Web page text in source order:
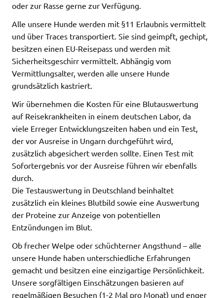
oder zur Rasse gerne zur Verfügung.
Alle unsere Hunde werden mit §11 Erlaubnis vermittelt
und über Traces transportiert. Sie sind geimpft, gechipt,
besitzen einen EU-Reisepass und werden mit
Sicherheitsgeschirr vermittelt. Abhängig vom
Vermittlungsalter, werden alle unsere Hunde
grundsätzlich kastriert.
Wir übernehmen die Kosten für eine Blutauswertung
auf Reisekrankheiten in einem deutschen Labor, da
viele Erreger Entwicklungszeiten haben und ein Test,
der vor Ausreise in Ungarn durchgeführt wird,
zusätzlich abgesichert werden sollte. Einen Test mit
Sofortergebnis vor der Ausreise führen wir ebenfalls
durch.
Die Testauswertung in Deutschland beinhaltet
zusätzlich ein kleines Blutbild sowie eine Auswertung
der Proteine zur Anzeige von potentiellen
Entzündungen im Blut.
Ob frecher Welpe oder schüchterner Angsthund – alle
unsere Hunde haben unterschiedliche Erfahrungen
gemacht und besitzen eine einzigartige Persönlichkeit.
Unsere sorgfältigen Einschätzungen basieren auf
regelmäßigen Besuchen (1-2 Mal pro Monat) und enger